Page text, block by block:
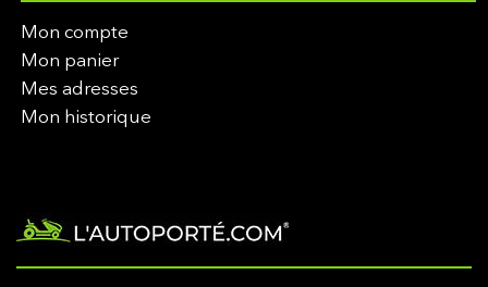
Mon compte
Mon panier
Mes adresses
Mon historique